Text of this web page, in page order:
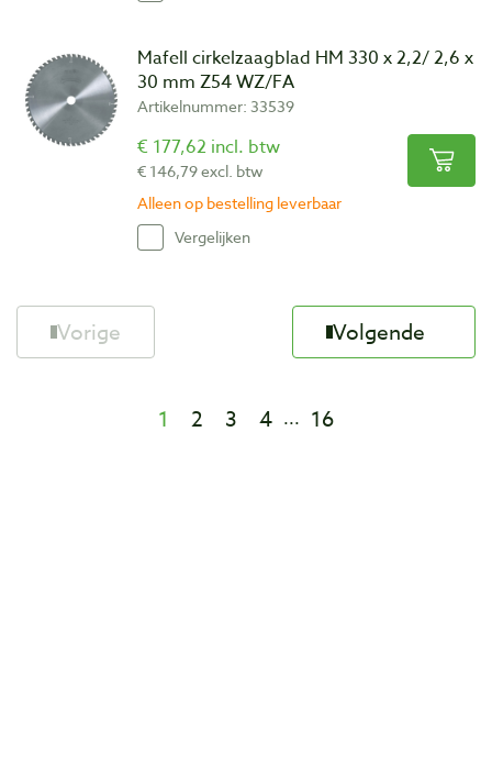
Mafell cirkelzaagblad HM 330 x 2,2/ 2,6 x
30 mm Z54 WZ/FA
Artikelnummer: 33539
€ 177,62 incl. btw
€ 146,79 excl. btw
Alleen op bestelling leverbaar
Vergelijken
Vorige
1 2 3 4 ... 16
Volgende